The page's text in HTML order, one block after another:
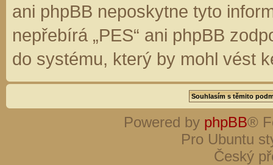
ani phpBB neposkytne tyto
nepřebírá „PES“ ani phpBB
do systému, který by mohl vést
Powered by phpBB®
Pro Ubuntu
Český